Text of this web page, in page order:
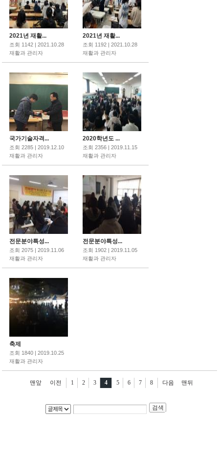
2021년 재활...
조회 1142 | 2021.10.28
재활과 관리자
2021년 재활...
조회 1192 | 2021.10.28
재활과 관리자
국가기술자격...
조회 2285 | 2019.12.10
재활과 관리자
2020학년도 ...
조회 2356 | 2019.11.15
재활과 관리자
전문분야특성...
조회 2075 | 2019.11.06
재활과 관리자
전문분야특성...
조회 1902 | 2019.11.05
재활과 관리자
축제
조회 1840 | 2019.10.25
재활과 관리자
맨앞 이전 1 2 3 4 5 6 7 8 다음 맨뒤